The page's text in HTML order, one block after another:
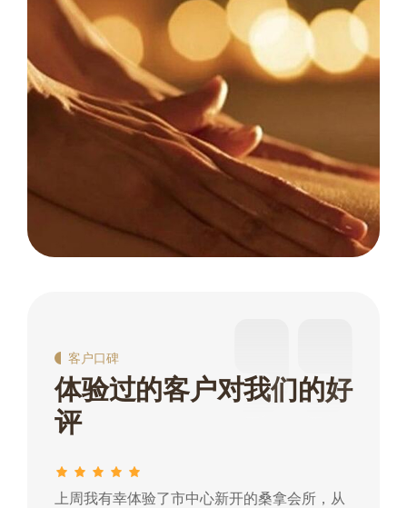
客户口碑
体验过的客户对我们的好
评
上周我有幸体验了市中心新开的桑拿会所，从